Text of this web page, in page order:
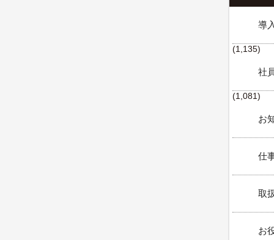
導
(1,135)
社
(1,081)
お
仕
取
お